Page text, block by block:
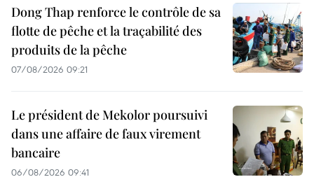
Dong Thap renforce le contrôle de sa
flotte de pêche et la traçabilité des
produits de la pêche
07/08/2026 09:21
Le président de Mekolor poursuivi
dans une affaire de faux virement
bancaire
06/08/2026 09:41